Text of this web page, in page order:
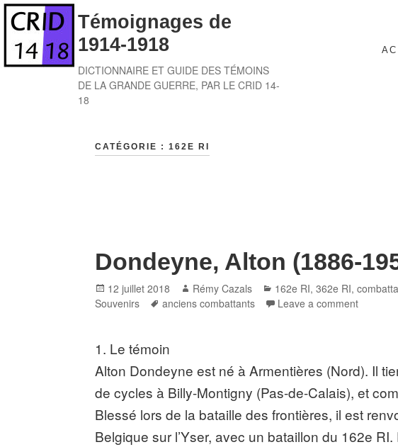
Skip
content
Témoignages de
1914-1918
DICTIONNAIRE ET GUIDE DES TÉMOINS
DE LA GRANDE GUERRE, PAR LE CRID 14-
18
CATÉGORIE :162E RI
Dondeyne, Alton (1886-
Posted
on
12 juillet 2018 Author
Rémy Cazals Categories
162e RI,362e RI,
Souvenirs
Tags
anciens combattants Leave a comment
1. Le témoin
Alton Dondeyne est né à Armentières (Nord). Il
de cycles à Billy-Montigny (Pas-de-Calais), et
Blessé lors de la bataille des frontières, il est
Belgique sur l’Yser, avec un bataillon du 162e